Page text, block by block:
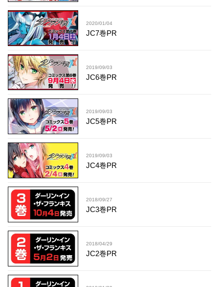
2020/01/04
JC7巻PR
2019/09/03
JC6巻PR
2019/09/03
JC5巻PR
2019/09/03
JC4巻PR
2018/09/27
JC3巻PR
2018/04/29
JC2巻PR